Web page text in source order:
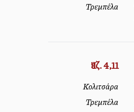
Τρεμπέλα
Ἰεζ. 4,11
Κολιτσάρα
Τρεμπέλα